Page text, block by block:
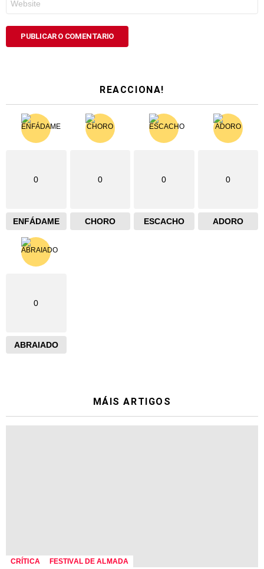
REACCIONA!
0
ENFÁDAME
0
CHORO
0
ESCACHO
0
ADORO
0
ABRAIADO
MÁIS ARTIGOS
CRÍTICA FESTIVAL DE ALMADA